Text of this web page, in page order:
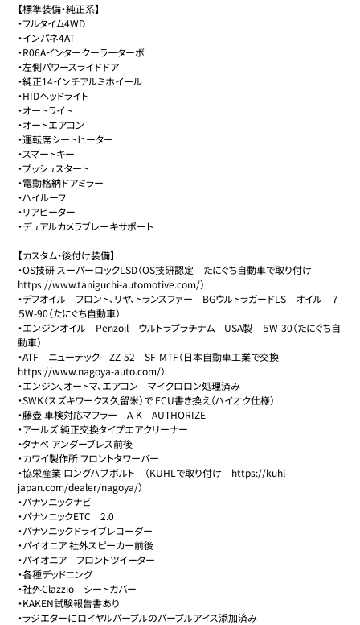
【標準装備・純正系】
・フルタイム4WD
・インパネ4AT
・R06Aインタークーラーターボ
・左側パワースライドドア
・純正14インチアルミホイール
・HIDヘッドライト
・オートライト
・オートエアコン
・運転席シートヒーター
・スマートキー
・プッシュスタート
・電動格納ドアミラー
・ハイルーフ
・リアヒーター
・デュアルカメラブレーキサポート
【カスタム・後付け装備】
・OS技研 スーパーロックLSD（OS技研認定　たにぐち自動車で取り付け
https://www.taniguchi-automotive.com/）
・デフオイル　フロント、リヤ、トランスファー　BGウルトラガードLS　オイル　７
５W-90（たにぐち自動車）
・エンジンオイル　Penzoil　ウルトラプラチナム　USA製　５W-30（たにぐち自
動車）
・ATF　ニューテック　ZZ-52　SF-MTF（日本自動車工業で交換
https://www.nagoya-auto.com/）
・エンジン、オートマ、エアコン　マイクロロン処理済み
・SWK（スズキワークス久留米）で ECU書き換え（ハイオク仕様）
・藤壺 車検対応マフラー　A-K　AUTHORIZE
・アールズ 純正交換タイプエアクリーナー
・タナベ アンダーブレス前後
・カワイ製作所 フロントタワーバー
・協栄産業 ロングハブボルト　（KUHLで取り付け　https://kuhl-
japan.com/dealer/nagoya/）
・パナソニックナビ
・パナソニックETC　2.0
・パナソニックドライブレコーダー
・パイオニア 社外スピーカー前後
・パイオニア　フロントツイーター
・各種デッドニング
・社外Clazzio　シートカバー
・KAKEN試験報告書あり
・ラジエターにロイヤルパープルのパープルアイス添加済み